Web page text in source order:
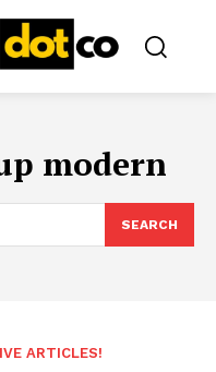
modern
SEARCH
ARTICLES!